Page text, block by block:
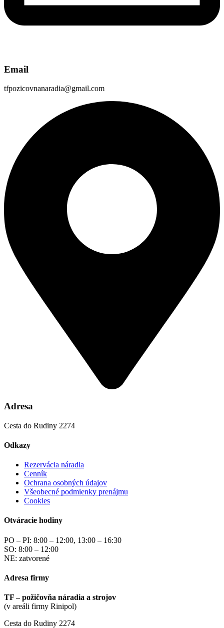
Email
tfpozicovnanaradia@gmail.com
Adresa
Cesta do Rudiny 2274
Odkazy
Rezervácia náradia
Cenník
Ochrana osobných údajov
Všeobecné podmienky prenájmu
Cookies
Otváracie hodiny
PO – PI: 8:00 – 12:00, 13:00 – 16:30
SO: 8:00 – 12:00
NE: zatvorené
Adresa firmy
TF – požičovňa náradia a strojov
(v areáli firmy Rinipol)
Cesta do Rudiny 2274